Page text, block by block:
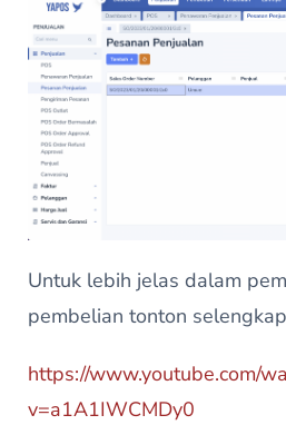
Untuk lebih jelas dalam
pembelian tonton
https://www.youtube.com/
v=a1A1IWCMDy0